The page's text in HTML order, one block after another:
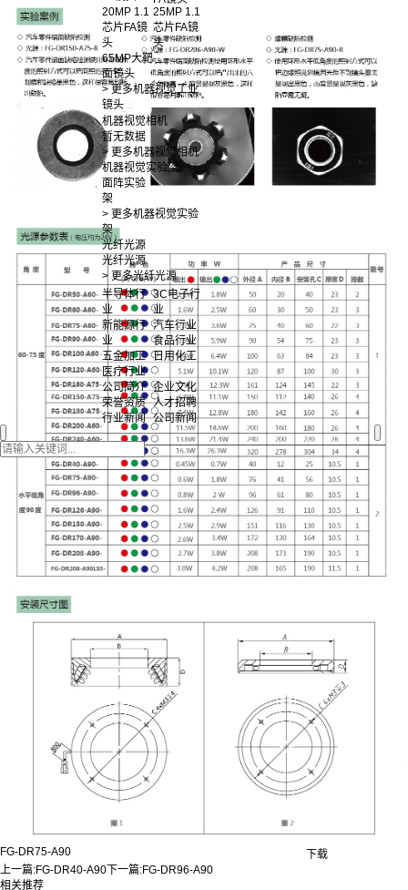
20MP 1.1
芯片FA镜
头
25MP 1.1
芯片FA镜
头
65MP大靶
面镜头
> 更多机器视觉工业
镜头
机器视觉相机
暂无数据
> 更多机器视觉相机
机器视觉实验架
面阵实验
架
> 更多机器视觉实验
架
光纤光源
光纤光源
> 更多光纤光源
半导体行
业
3C电子行
业
新能源行
业
汽车行业
食品行业
五金加工 日用化工
医疗行业
公司简介 企业文化
荣誉资质 人才招聘
行业新闻 公司新闻
FG-DR75-A90
下载
上一篇:FG-DR40-A90下一篇:FG-DR96-A90
相关推荐